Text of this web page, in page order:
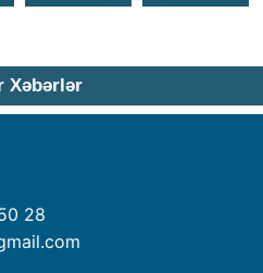
Xəbərlər
28